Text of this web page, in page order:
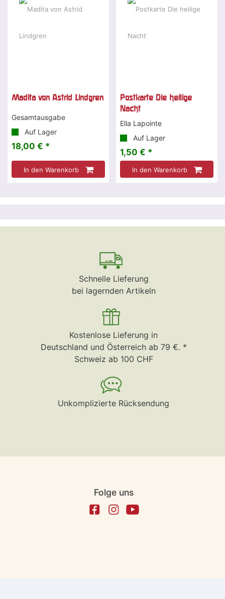
Madita von Astrid Lindgren
Gesamtausgabe
Auf Lager
18,00 € *
In den Warenkorb
Postkarte Die heilige
Nacht
Ella Lapointe
Auf Lager
1,50 € *
In den Warenkorb
Schnelle Lieferung
bei lagernden Artikeln
Kostenlose Lieferung in
Deutschland und Österreich ab 79 €. *
Schweiz ab 100 CHF
Unkomplizierte Rücksendung
Folge uns